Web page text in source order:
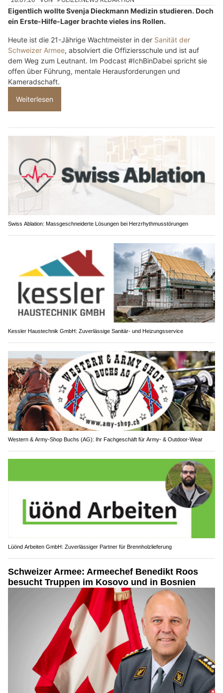
Eigentlich wollte Svenja Dieckmann Medizin studieren. Doch
ein Erste-Hilfe-Lager brachte vieles ins Rollen.
Heute ist die 21-Jährige Wachtmeister in der Sanität der
Schweizer Armee, absolviert die Offiziersschule und ist auf
dem Weg zum Leutnant. Im Podcast #IchBinDabei spricht sie
offen über Führung, mentale Herausforderungen und
Kameradschaft.
Weiterlesen
Swiss Ablation: Massgeschneiderte Lösungen bei Herzrhythmusstörungen
Kessler Haustechnik GmbH: Zuverlässige Sanitär- und Heizungsservice
Western & Army-Shop Buchs (AG): Ihr Fachgeschäft für Army- & Outdoor-Wear
Lüönd Arbeiten GmbH: Zuverlässiger Partner für Brennholzlieferung
Schweizer Armee: Armeechef Benedikt Roos
besucht Truppen im Kosovo und in Bosnien